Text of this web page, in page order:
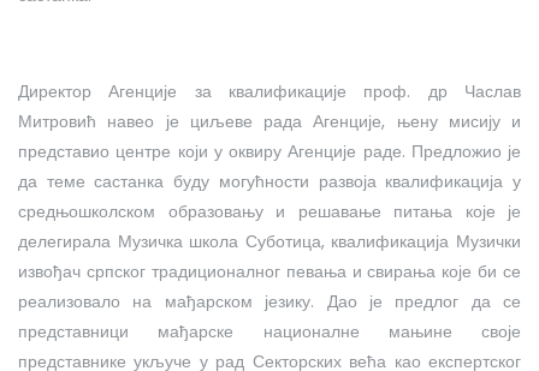
Директор Агенције за квалификације проф. др Часлав
Митровић навео је циљеве рада Агенције, њену мисију и
представио центре који у оквиру Агенције раде. Предложио је
да теме састанка буду могућности развоја квалификација у
средњошколском образовању и решавање питања које је
делегирала Музичка школа Суботица, квалификација Музички
извођач српског традиционалног певања и свирања које би се
реализовало на мађарском језику. Дао је предлог да се
представници мађарске националне мањине своје
представнике укључе у рад Секторских већа као експертског